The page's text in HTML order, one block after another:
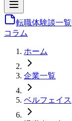
転職体験談一覧
コラム
ホーム
企業一覧
ベルフェイス